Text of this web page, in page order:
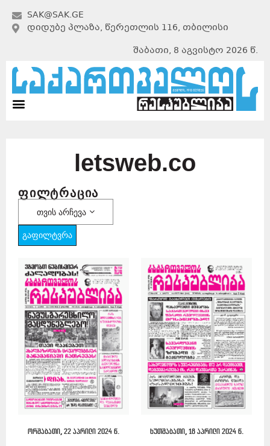
SAK@SAK.GE
ᲓᲘᲓᲣᲑᲔ ᲞᲚᲐᲖᲐ, ᲬᲔᲠᲔᲗᲚᲘᲡ 116, ᲗᲑᲘᲚᲘᲡᲘ
შაბათი, 8 აგვისტო 2026 წ.
letsweb.co
ფილტრაცია
თვის არჩევა
გაფილტვრა
ორშაბათი, 22 აპრილი 2024 წ. ხუთშაბათი, 18 აპრილი 2024 წ.